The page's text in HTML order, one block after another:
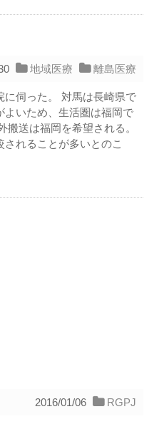
地域医療 離島医療
に伺った。 対馬は長崎県で
よいため、生活圏は福岡で
搬送は福岡を希望される。
れることが多いとのこ
2016/01/06 RGPJ